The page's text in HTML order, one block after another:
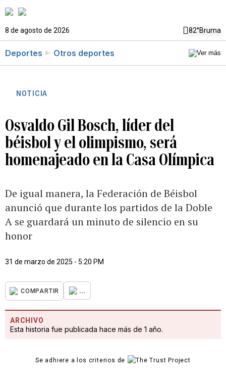
8 de agosto de 2026 82°Bruma
Deportes Otros deportes
NOTICIA
Osvaldo Gil Bosch, líder del
béisbol y el olimpismo, será
homenajeado en la Casa Olímpica
De igual manera, la Federación de Béisbol
anunció que durante los partidos de la Doble
A se guardará un minuto de silencio en su
honor
31 de marzo de 2025 - 5:20 PM
COMPARTIR ...
ARCHIVO
Esta historia fue publicada hace más de 1 año.
Se adhiere a los criterios de